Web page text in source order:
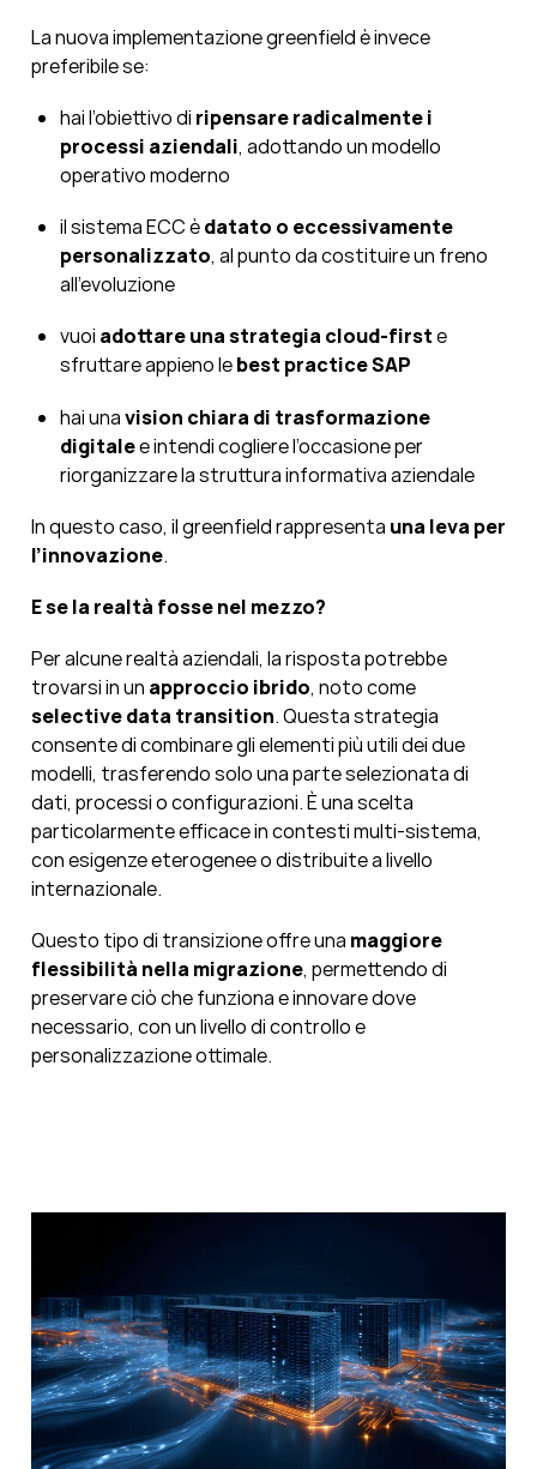
La nuova implementazione greenfield è invece
preferibile se:
hai l’obiettivo di ripensare radicalmente i
processi aziendali, adottando un modello
operativo moderno
il sistema ECC èdatato o eccessivamente
personalizzato, al punto da costituire un freno
all’evoluzione
vuoi adottare una strategia cloud-firste
sfruttare appieno lebest practice SAP
hai unavision chiara di trasformazione
digitalee intendi cogliere l’occasione per
riorganizzare la struttura informativa aziendale
In questo caso, il greenfield rappresenta una leva per
l’innovazione.
E se la realtà fosse nel mezzo?
Per alcune realtà aziendali, la risposta potrebbe
trovarsi in un approccio ibrido, noto come
selective data transition. Questa strategia
consente di combinare gli elementi più utili dei due
modelli, trasferendo solo una parte selezionata di
dati, processi o configurazioni. È una scelta
particolarmente efficace in contesti multi-sistema,
con esigenze eterogenee o distribuite a livello
internazionale.
Questo tipo di transizione offre una maggiore
flessibilità nella migrazione, permettendo di
preservare ciò che funziona e innovare dove
necessario, con un livello di controllo e
personalizzazione ottimale.